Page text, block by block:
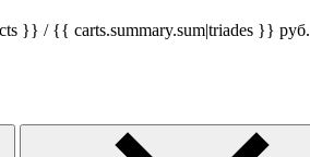
}} / {{ carts.summary.sum|triades }} руб.